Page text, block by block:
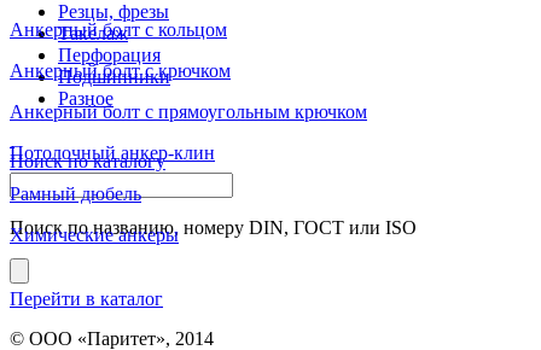
Резцы, фрезы
Такелаж
Перфорация
Подшипники
Разное
Поиск по каталогу
Поиск по названию, номеру DIN, ГОСТ или ISO
Перейти в каталог
Анкерный болт с кольцом
Анкерный болт с крючком
Анкерный болт с прямоугольным крючком
Потолочный анкер-клин
Рамный дюбель
Химические анкеры
© ООО «Паритет», 2014